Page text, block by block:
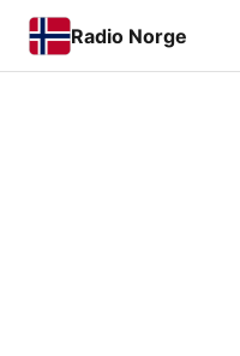
Radio Norge